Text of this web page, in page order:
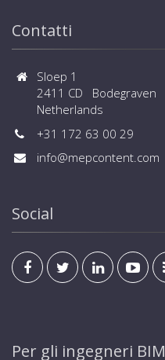
Contatti
Sloep 1
2411 CD Bodegraven
Netherlands
+31 172 63 00 29
info@mepcontent.com
Social
Per gli ingegneri BIM